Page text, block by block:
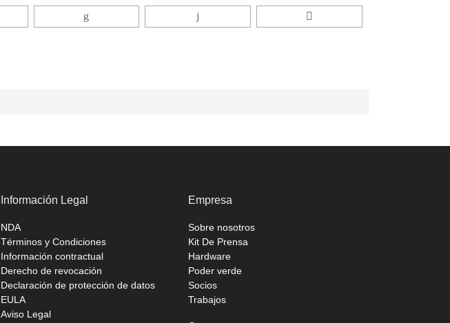
Información Legal
NDA
Términos y Condiciones
Información contractual
Derecho de revocación
Declaración de protección de datos
EULA
Aviso Legal
Empresa
Sobre nosotros
Kit De Prensa
Hardware
Poder verde
Socios
Trabajos